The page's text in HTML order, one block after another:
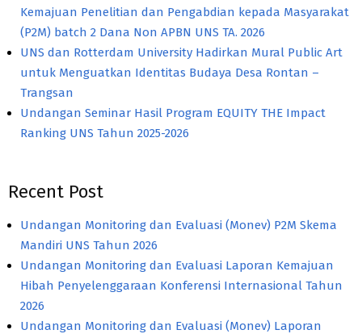
Kemajuan Penelitian dan Pengabdian kepada Masyarakat
(P2M) batch 2 Dana Non APBN UNS TA. 2026
UNS dan Rotterdam University Hadirkan Mural Public Art
untuk Menguatkan Identitas Budaya Desa Rontan –
Trangsan
Undangan Seminar Hasil Program EQUITY THE Impact
Ranking UNS Tahun 2025-2026
Recent Post
Undangan Monitoring dan Evaluasi (Monev) P2M Skema
Mandiri UNS Tahun 2026
Undangan Monitoring dan Evaluasi Laporan Kemajuan
Hibah Penyelenggaraan Konferensi Internasional Tahun
2026
Undangan Monitoring dan Evaluasi (Monev) Laporan